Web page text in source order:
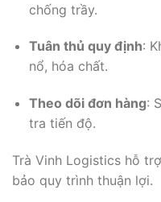
chống trầy.
Tuân thủ quy định:
nổ, hóa chất.
Theo dõi đơn hàng:
tra tiến độ.
Trà Vinh Logistics hỗ
bảo quy trình thuận lợi.